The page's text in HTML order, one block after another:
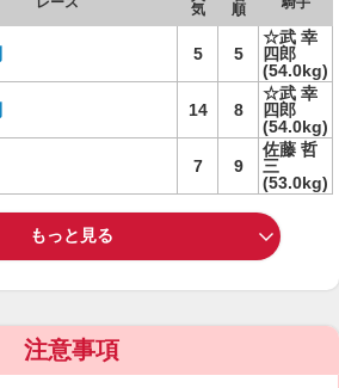
気
順
5 5
☆武 幸
四郎
(54.0kg)
14 8
☆武 幸
四郎
(54.0kg)
7 9
佐藤 哲
三
(53.0kg)
もっと見る
注意事項